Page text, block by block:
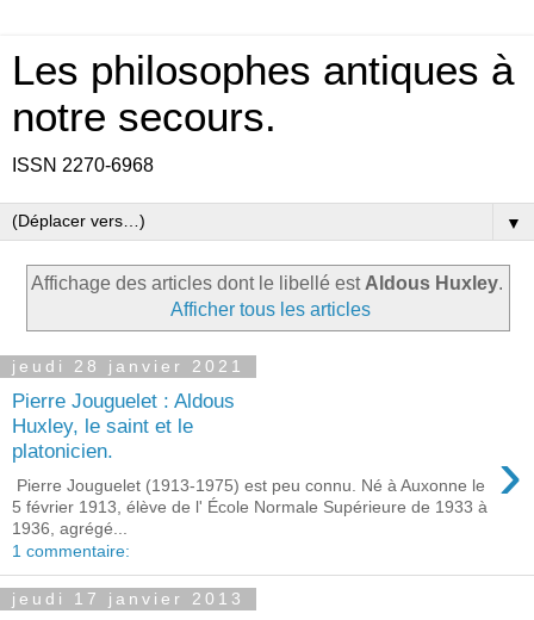
Les philosophes antiques à
notre secours.
ISSN 2270-6968
▼
Affichage des articles dont le libellé est Aldous Huxley.
Afficher tous les articles
jeudi 28 janvier 2021
Pierre Jouguelet : Aldous
Huxley, le saint et le
platonicien.
›
Pierre Jouguelet (1913-1975) est peu connu. Né à Auxonne le
5 février 1913, élève de l' École Normale Supérieure de 1933 à
1936, agrégé...
1 commentaire:
jeudi 17 janvier 2013